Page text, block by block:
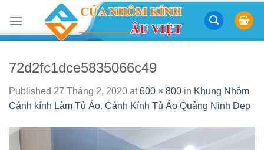
content
72d2fc1dce5835066c49
Published 27 Tháng 2, 2020 at600 × 800 in Khung Nhôm
Cánh kính Làm Tủ Áo. Cánh Kính Tủ Áo Quảng Ninh Đẹp